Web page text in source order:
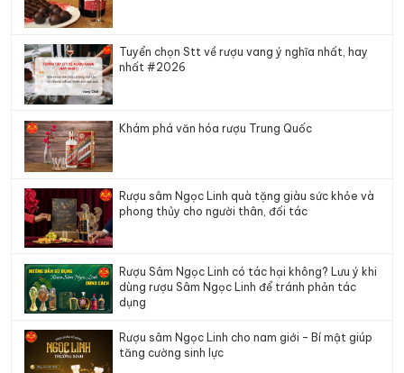
Tuyển chọn Stt về rượu vang ý nghĩa nhất, hay
nhất #2026
Khám phá văn hóa rượu Trung Quốc
Rượu sâm Ngọc Linh quà tặng giàu sức khỏe và
phong thủy cho người thân, đối tác
Rượu Sâm Ngọc Linh có tác hại không? Lưu ý khi
dùng rượu Sâm Ngọc Linh để tránh phản tác
dụng
Rượu sâm Ngọc Linh cho nam giới – Bí mật giúp
tăng cường sinh lực